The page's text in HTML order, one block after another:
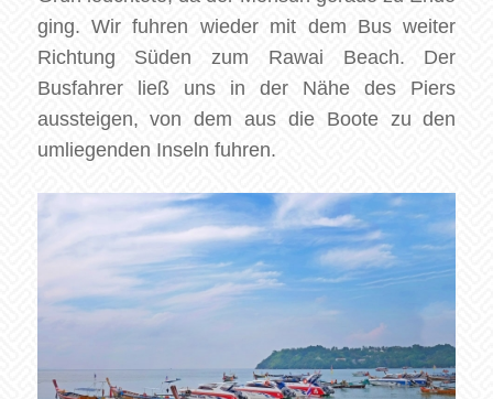
ging. Wir fuhren wieder mit dem Bus weiter
Richtung Süden zum Rawai Beach. Der
Busfahrer ließ uns in der Nähe des Piers
aussteigen, von dem aus die Boote zu den
umliegenden Inseln fuhren.